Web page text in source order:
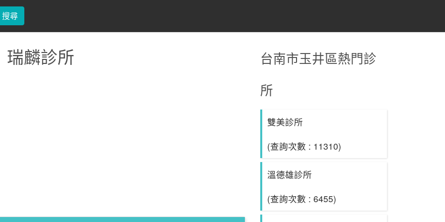
搜尋
瑞麟診所
台南市玉井區熱門診
所
雙美診所
(查詢次數 : 11310)
溫德雄診所
(查詢次數 : 6455)